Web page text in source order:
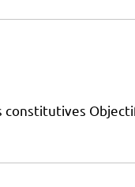
constitutives